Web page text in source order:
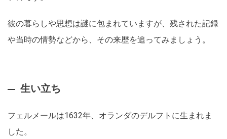
彼の暮らしや思想は謎に包まれていますが、残された記録
や当時の情勢などから、その来歴を追ってみましょう。
生い立ち
フェルメールは1632年、オランダのデルフトに生まれま
した。